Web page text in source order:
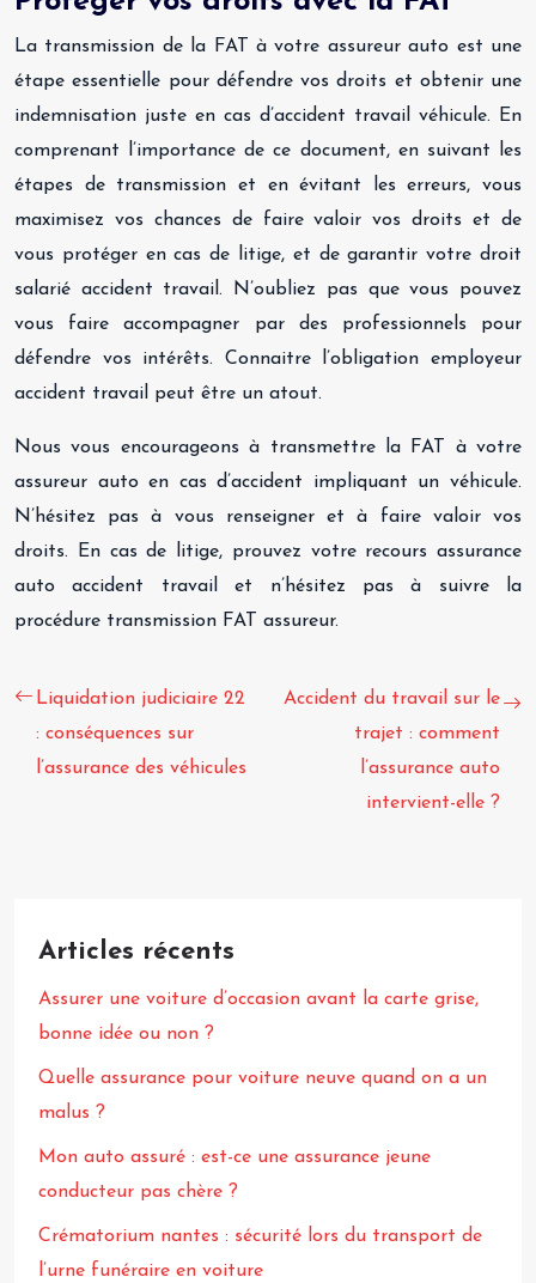
La transmission de la FAT à votre assureur auto est une
étape essentielle pour défendre vos droits et obtenir une
indemnisation juste en cas d’accident travail véhicule. En
comprenant l’importance de ce document, en suivant les
étapes de transmission et en évitant les erreurs, vous
maximisez vos chances de faire valoir vos droits et de
vous protéger en cas de litige, et de garantir votre droit
salarié accident travail. N’oubliez pas que vous pouvez
vous faire accompagner par des professionnels pour
défendre vos intérêts. Connaitre l’obligation employeur
accident travail peut être un atout.
Nous vous encourageons à transmettre la FAT à votre
assureur auto en cas d’accident impliquant un véhicule.
N’hésitez pas à vous renseigner et à faire valoir vos
droits. En cas de litige, prouvez votre recours assurance
auto accident travail et n’hésitez pas à suivre la
procédure transmission FAT assureur.
Liquidation judiciaire 22
: conséquences sur
l’assurance des véhicules
Accident du travail sur le
trajet : comment
l’assurance auto
intervient-elle ?
Articles récents
Assurer une voiture d’occasion avant la carte grise,
bonne idée ou non ?
Quelle assurance pour voiture neuve quand on a un
malus ?
Mon auto assuré : est-ce une assurance jeune
conducteur pas chère ?
Crématorium nantes : sécurité lors du transport de
l’urne funéraire en voiture